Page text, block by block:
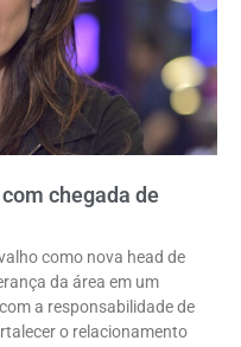
chegada de
como nova head de
da área em um
a responsabilidade de
o relacionamento